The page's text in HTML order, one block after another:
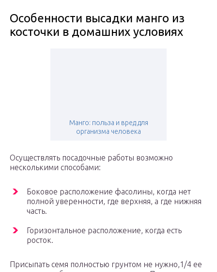
Особенности высадки манго из
косточки в домашних условиях
Манго: польза и вред для
организма человека
Осуществлять посадочные работы возможно
несколькими способами:
Боковое расположение фасолины, когда нет
полной уверенности, где верхняя, а где нижняя
часть.
Горизонтальное расположение, когда есть
росток.
Присыпать семя полностью грунтом не нужно,1/4 ее